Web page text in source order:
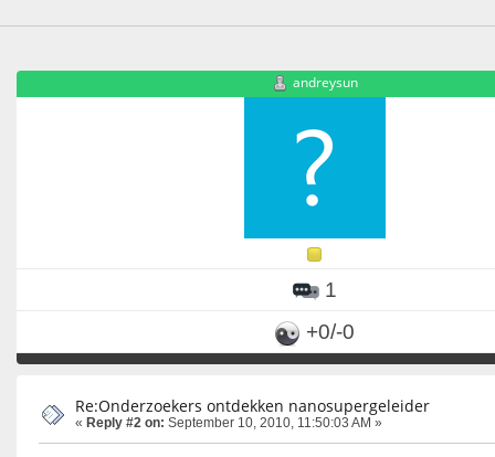
andreysun
1
+0/-0
Re:Onderzoekers ontdekken nanosupergeleider
« Reply #2 on: September 10, 2010, 11:50:03 AM »